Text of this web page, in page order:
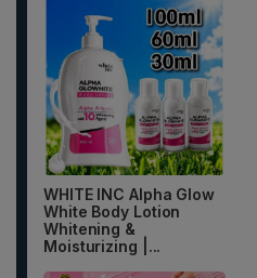
WHITE INC Alpha Glow
White Body Lotion
Whitening &
Moisturizing |...